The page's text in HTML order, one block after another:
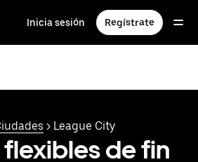
Inicia sesión Regístrate
> League City
de fin